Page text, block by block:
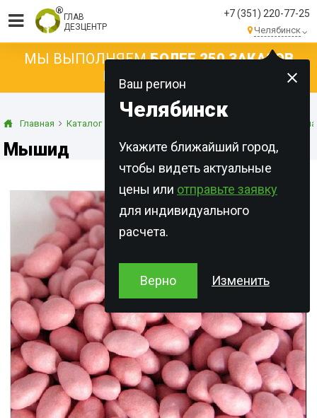
ГЛАВ
ДЕЗЦЕНТР
+7 (351) 220-77-25
Челябинск
Ваш регион
Челябинск
Укажите ближайший город,
чтобы видеть актуальные
цены или отправьте заявку
для индивидуального
расчета.
Верно Изменить
МЫ ВЫПОЛНЯЕМБОЛЕЕ 250 ЗАКАЗОВ
КАЖДЫЙ ДЕНЬ!
Главная Каталог Капсулированные
Мышид